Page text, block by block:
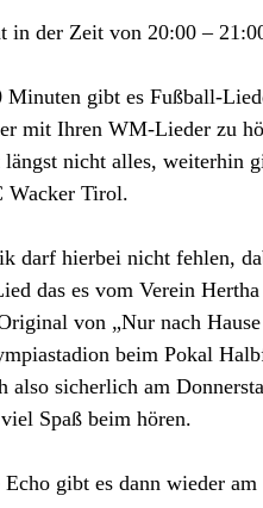
in der Zeit von 20:00 –
Minuten gibt es Fußball-
mit Ihren WM-Lieder zu
längst nicht alles, weiterhin
Wacker Tirol.
darf hierbei nicht fehlen,
das es vom Verein
von „Nur nach
beim Pokal
also sicherlich am
Spaß beim hören.
Echo gibt es dann wieder am